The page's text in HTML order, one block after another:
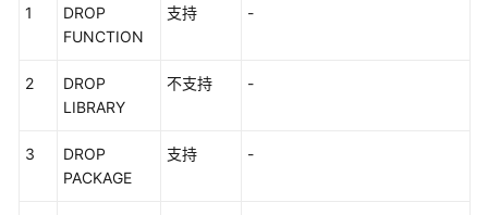
1
DROP
FUNCTION
支持 -
2
DROP
LIBRARY
不支持 -
3
DROP
PACKAGE
支持 -